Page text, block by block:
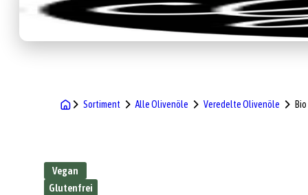
Sortiment Geschenke
Sortiment Alle Olivenöle Veredelte Olivenöle
Vegan
Glutenfrei